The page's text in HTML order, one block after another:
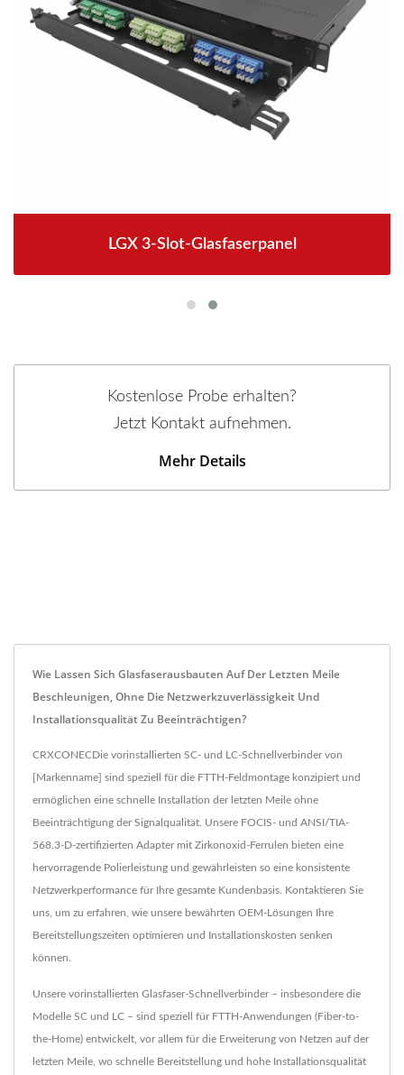
LGX 3-Slot-Glasfaserpanel
Kostenlose Probe erhalten?
Jetzt Kontakt aufnehmen.
Mehr Details
Wie Lassen Sich Glasfaserausbauten Auf Der Letzten Meile
Beschleunigen, Ohne Die Netzwerkzuverlässigkeit Und
Installationsqualität Zu Beeinträchtigen?
CRXCONECDie vorinstallierten SC- und LC-Schnellverbinder von
[Markenname] sind speziell für die FTTH-Feldmontage konzipiert und
ermöglichen eine schnelle Installation der letzten Meile ohne
Beeinträchtigung der Signalqualität. Unsere FOCIS- und ANSI/TIA-
568.3-D-zertifizierten Adapter mit Zirkonoxid-Ferrulen bieten eine
hervorragende Polierleistung und gewährleisten so eine konsistente
Netzwerkperformance für Ihre gesamte Kundenbasis. Kontaktieren Sie
uns, um zu erfahren, wie unsere bewährten OEM-Lösungen Ihre
Bereitstellungszeiten optimieren und Installationskosten senken
können.
Unsere vorinstallierten Glasfaser-Schnellverbinder – insbesondere die
Modelle SC und LC – sind speziell für FTTH-Anwendungen (Fiber-to-
the-Home) entwickelt, vor allem für die Erweiterung von Netzen auf der
letzten Meile, wo schnelle Bereitstellung und hohe Installationsqualität